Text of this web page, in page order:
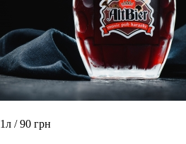
1л / 90 грн